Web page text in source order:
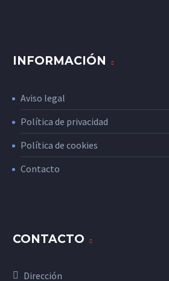
INFORMACIÓN
Aviso legal
Política de privacidad
Política de cookies
Contacto
CONTACTO
Dirección